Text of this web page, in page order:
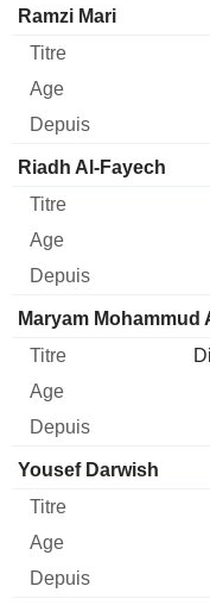
Ramzi Mari
Riadh Al-Fayech
Maryam Mohammud
Yousef Darwish